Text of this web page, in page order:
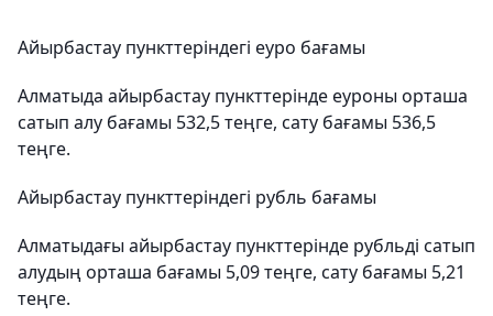
Айырбастау пункттеріндегі еуро бағамы
Алматыда айырбастау пункттерінде еуроны орташа
сатып алу бағамы 532,5 теңге, сату бағамы 536,5
теңге.
Айырбастау пункттеріндегі рубль бағамы
Алматыдағы айырбастау пункттерінде рубльді сатып
алудың орташа бағамы 5,09 теңге, сату бағамы 5,21
теңге.